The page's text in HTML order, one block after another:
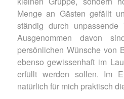
Menge an Gästen gefällt
ständig durch unpassende
Ausgenommen davon
persönlichen Wünsche von
ebenso gewissenhaft im
erfüllt werden sollen. Im
natürlich für mich praktisch